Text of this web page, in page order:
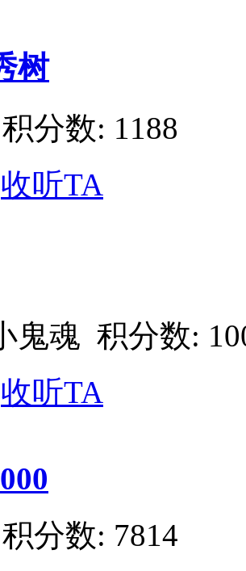
树
积分数: 1188
收听TA
鬼魂 积分数:
收听TA
积分数: 7814